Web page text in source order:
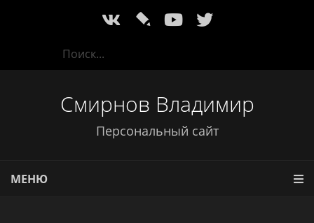
l
Смирнов Владимир
Персональный сайт
МЕНЮ